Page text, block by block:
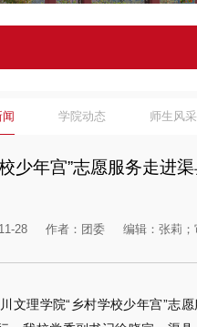
学院动态 师生风采
少年宫”志愿服务走进
28 作者：团委
编辑：张莉
文理学院“乡村学校少年宫”志